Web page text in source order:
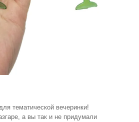
тематической вечеринки!
а вы так и не придумали